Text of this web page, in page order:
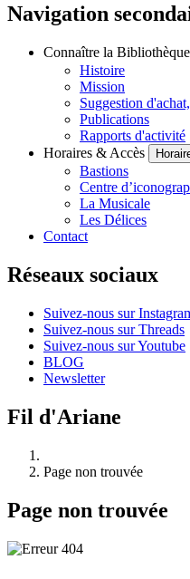
Navigation
Connaître la Bibliothèque
Histoire
Mission
Suggestion
Publications
Rapports d'activité
Horaires & Accès
Bastions
Centre
La Musicale
Les Délices
Contact
Réseaux sociaux
Suivez-nous sur
Suivez-nous sur Threads
Suivez-nous sur Youtube
BLOG
Newsletter
Fil d'Ariane
Page non trouvée
Page non trouvée